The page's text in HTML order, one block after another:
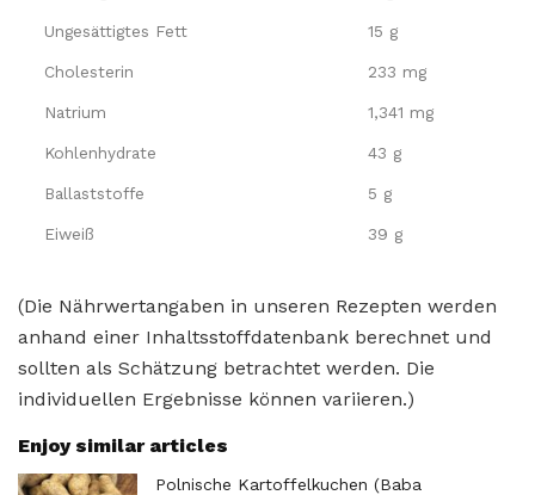
Ungesättigtes Fett 15 g
Cholesterin 233 mg
Natrium 1,341 mg
Kohlenhydrate 43 g
Ballaststoffe 5 g
Eiweiß 39 g
(Die Nährwertangaben in unseren Rezepten werden
anhand einer Inhaltsstoffdatenbank berechnet und
sollten als Schätzung betrachtet werden. Die
individuellen Ergebnisse können variieren.)
Enjoy similar articles
Polnische Kartoffelkuchen (Baba